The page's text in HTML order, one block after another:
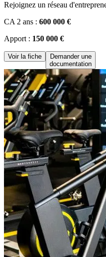
Rejoignez un réseau
CA 2 ans : 600 000 €
Apport : 150 000 €
Voir la fiche
Demander une
documentation